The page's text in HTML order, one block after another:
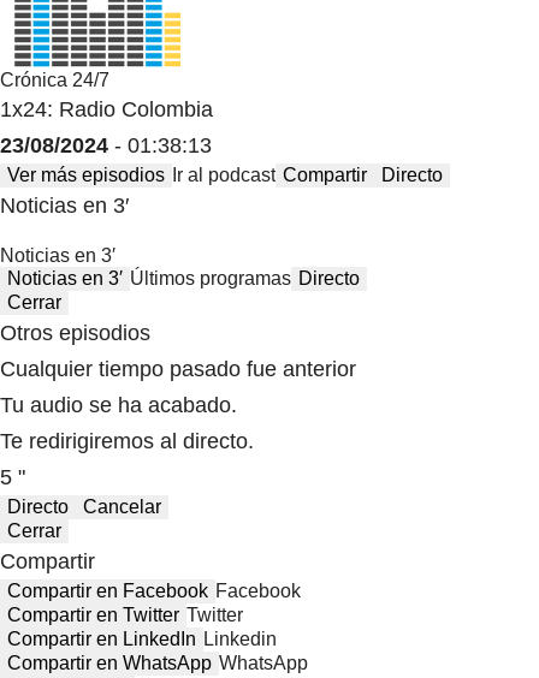
Crónica 24/7
1x24: Radio Colombia
23/08/2024 - 01:38:13
Ver más episodios Ir al podcast Compartir Directo
Noticias en 3′
Noticias en 3′
Noticias en 3′ Últimos programas Directo
Cerrar
Otros episodios
Cualquier tiempo pasado fue anterior
Tu audio se ha acabado.
Te redirigiremos al directo.
5 "
Directo
Cancelar
Cerrar
Compartir
Compartir en Facebook Facebook
Compartir en Twitter Twitter
Compartir en LinkedIn Linkedin
Compartir en WhatsApp WhatsApp